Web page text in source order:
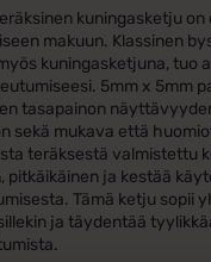
kuningasketju on
makuun. Klassinen
kuningasketjuna, tuo
5mm x 5mm
tasapainon
sekä mukava että
teräksestä valmistettu
pitkäikäinen ja kestää
Tämä ketju sopii
ja täydentää